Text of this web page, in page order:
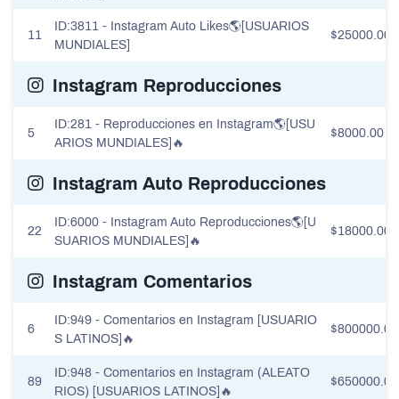
11
ID:3811 - Instagram Auto Likes🌎[USUARIOS
MUNDIALES]
$25000.00
Instagram Reproducciones
5
ID:281 - Reproducciones en Instagram🌎[USU
ARIOS MUNDIALES]🔥
$8000.00
Instagram Auto Reproducciones
22
ID:6000 - Instagram Auto Reproducciones🌎[U
SUARIOS MUNDIALES]🔥
$18000.00
Instagram Comentarios
6
ID:949 - Comentarios en Instagram [USUARIO
S LATINOS]🔥
$800000.00
89
ID:948 - Comentarios en Instagram (ALEATO
RIOS) [USUARIOS LATINOS]🔥
$650000.00